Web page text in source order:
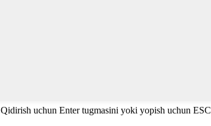
Qidirish uchun Enter tugmasini yoki yopish uchun